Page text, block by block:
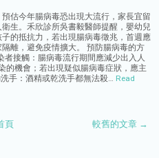
估今年腸病毒恐出現大流行，家長宜留
生。禾欣診所吳書毅醫師提醒，嬰幼兒
的抵抗力，若出現腸病毒徵兆，首週應
離，避免疫情擴大。 預防腸病毒的方
者接觸：腸病毒流行期間應減少出入人
的機會；若出現疑似腸病毒症狀，應主
手：酒精或乾洗手都無法殺…
Read
較舊的文章 →
頁